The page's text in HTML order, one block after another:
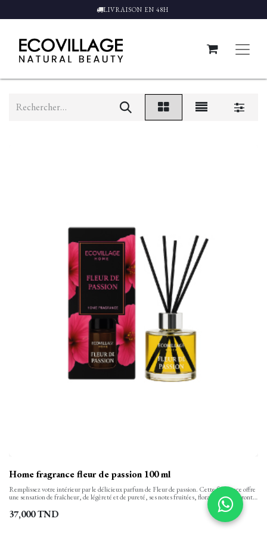
LIVRAISON EN 48H
Home fragrance fleur de passion 100 ml
Remplissez votre intérieur par le délicieux parfum de Fleur de passion. Cette fragrance offre
une sensation de fraîcheur, de légèreté et de pureté, ses notes fruitées, florales parfumeront
parfaitement et pendant 8 semaines votre intérieur pour un moment de tendresse et de bien-
être.
37,000TND